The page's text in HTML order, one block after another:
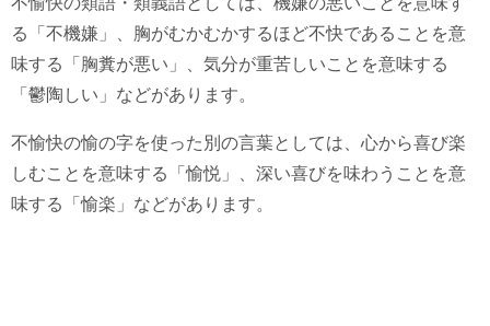
る「不機嫌」、胸がむかむかするほど不快であることを意
味する「胸糞が悪い」、気分が重苦しいことを意味する
「鬱陶しい」などがあります。
不愉快の愉の字を使った別の言葉としては、心から喜び楽
しむことを意味する「愉悦」、深い喜びを味わうことを意
味する「愉楽」などがあります。